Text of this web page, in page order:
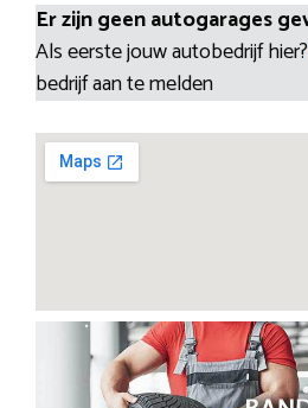
Er zijn geen autogarages
Als eerste jouw autobedrijf hier?
bedrijf aan te melden